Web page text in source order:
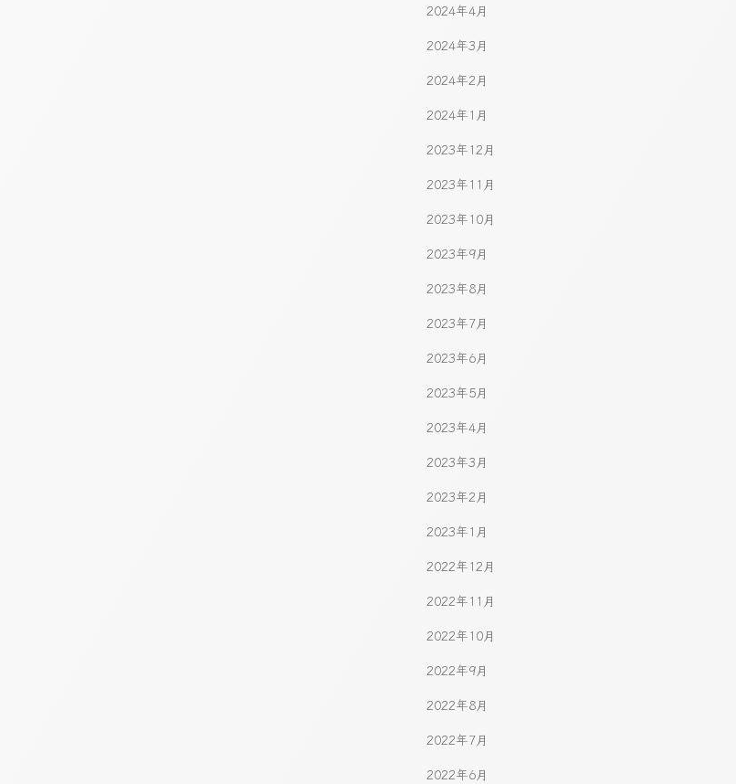
2024年4月
2024年3月
2024年2月
2024年1月
2023年12月
2023年11月
2023年10月
2023年9月
2023年8月
2023年7月
2023年6月
2023年5月
2023年4月
2023年3月
2023年2月
2023年1月
2022年12月
2022年11月
2022年10月
2022年9月
2022年8月
2022年7月
2022年6月